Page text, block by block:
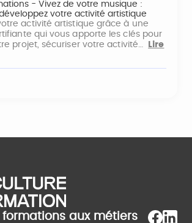
- Vivez de votre musique :
votre activité artistique
activité artistique grâce à une
qui vous apporte les clés pour
projet, sécuriser votre activité…
Lire
formations aux métiers